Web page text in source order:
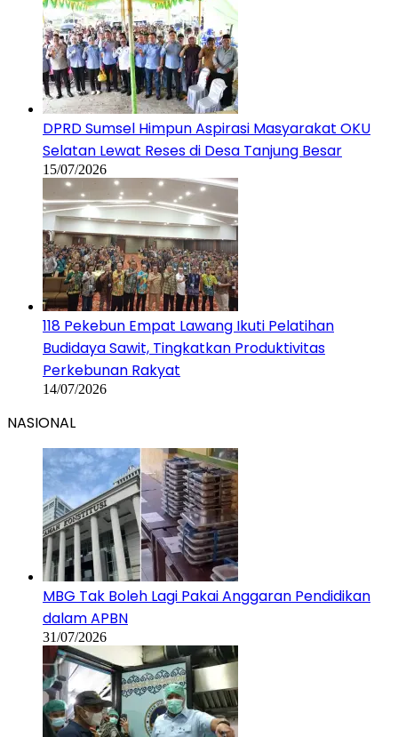
DPRD Sumsel Himpun Aspirasi Masyarakat OKU
Selatan Lewat Reses di Desa Tanjung Besar
15/07/2026
118 Pekebun Empat Lawang Ikuti Pelatihan
Budidaya Sawit, Tingkatkan Produktivitas
Perkebunan Rakyat
14/07/2026
NASIONAL
MBG Tak Boleh Lagi Pakai Anggaran Pendidikan
dalam APBN
31/07/2026